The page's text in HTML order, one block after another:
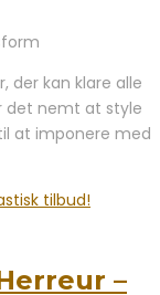
der kan klare alle
det nemt at style
at imponere med
–